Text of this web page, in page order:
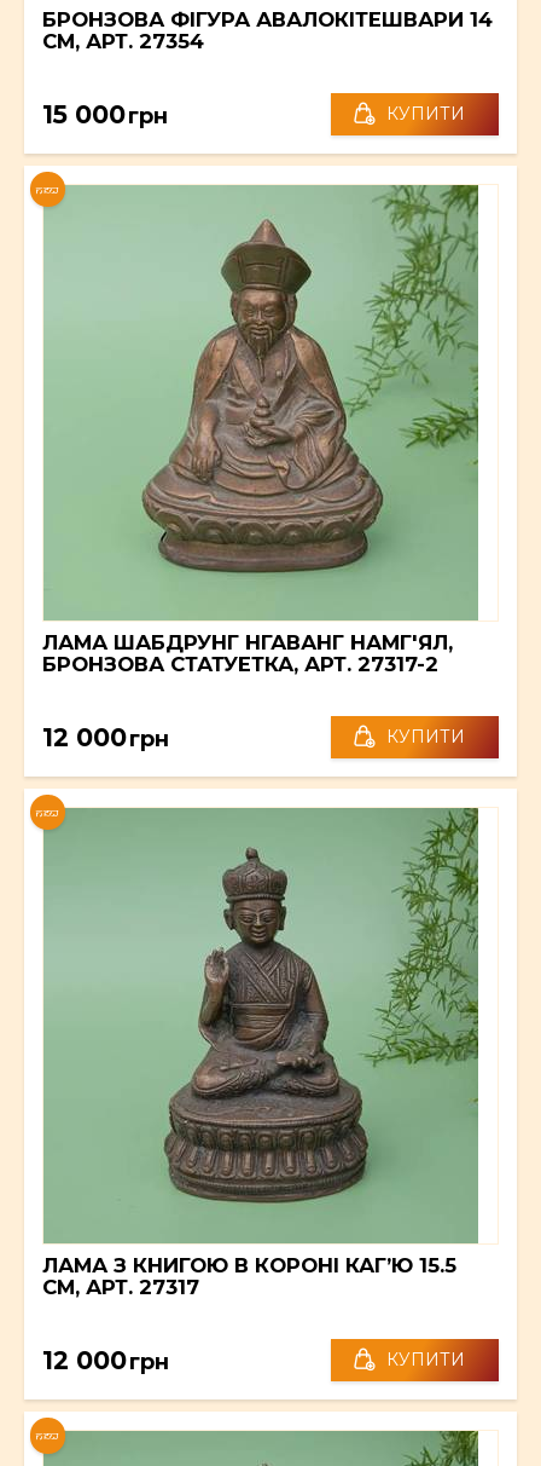
БРОНЗОВА ФІГУРА АВАЛОКІТЕШВАРИ 14
СМ, АРТ. 27354
15 000грн КУПИТИ
NEW
ЛАМА ШАБДРУНГ НГАВАНГ НАМГ'ЯЛ,
БРОНЗОВА СТАТУЕТКА, АРТ. 27317-2
12 000грн КУПИТИ
NEW
ЛАМА З КНИГОЮ В КОРОНІ КАГ’Ю 15.5
СМ, АРТ. 27317
12 000грн КУПИТИ
NEW